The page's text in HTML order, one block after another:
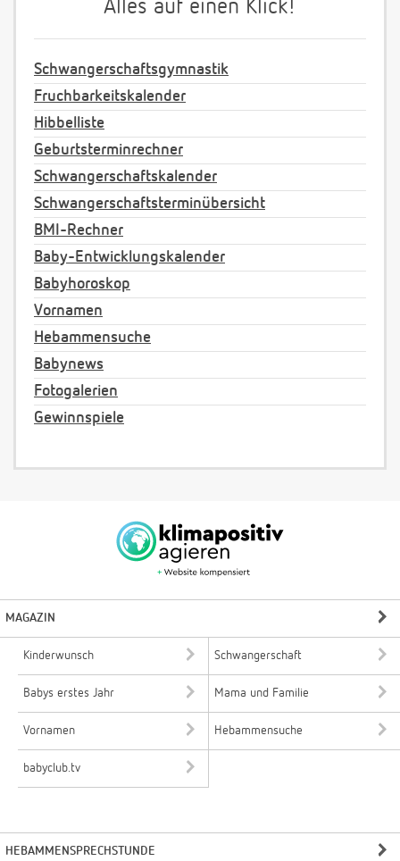
Alles auf einen Klick!
Schwangerschaftsgymnastik
Fruchbarkeitskalender
Hibbelliste
Geburtsterminrechner
Schwangerschaftskalender
Schwangerschaftsterminübersicht
BMI-Rechner
Baby-Entwicklungskalender
Babyhoroskop
Vornamen
Hebammensuche
Babynews
Fotogalerien
Gewinnspiele
MAGAZIN
Kinderwunsch Schwangerschaft
Babys erstes Jahr Mama und Familie
Vornamen Hebammensuche
babyclub.tv
HEBAMMENSPRECHSTUNDE